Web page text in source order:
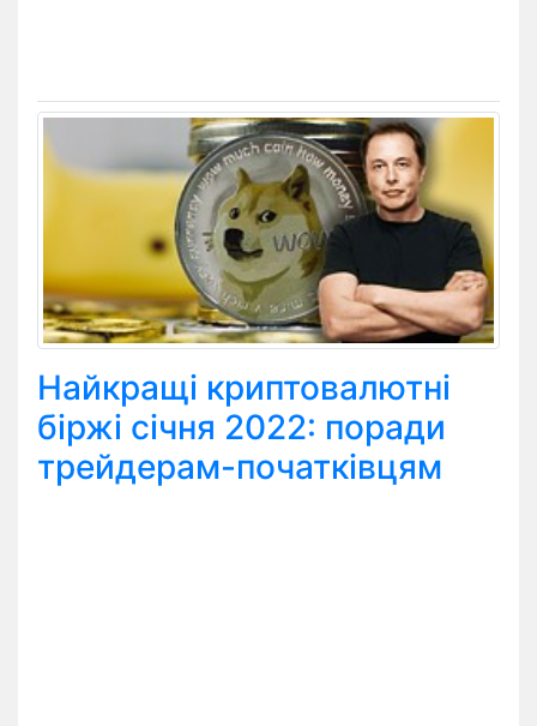
Найкращі криптовалютні
біржі січня 2022: поради
трейдерам-початківцям